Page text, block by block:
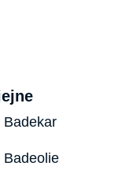
Badekar
Badeolie